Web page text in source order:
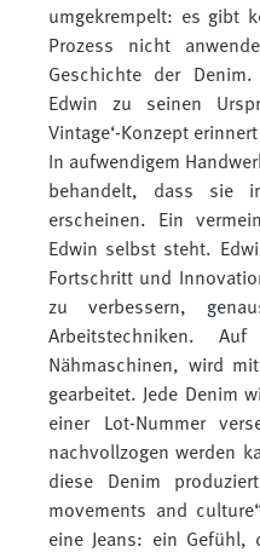
umgekrempelt: es gibt
Prozess nicht
Geschichte der
Edwin zu seinen
Vintage‘-Konzept
In aufwendigem
behandelt, dass sie
erscheinen. Ein
Edwin selbst steht.
Fortschritt und
zu verbessern,
Arbeitstechniken.
Nähmaschinen, wird
gearbeitet. Jede Denim
einer Lot-Nummer
nachvollzogen werden
diese Denim
movements and
eine Jeans: ein